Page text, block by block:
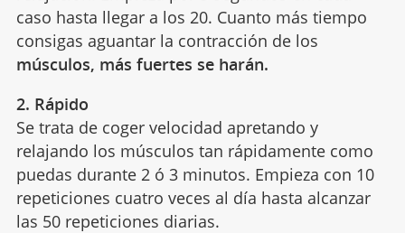
caso hasta llegar a los 20. Cuanto más tiempo
consigas aguantar la contracción de los
músculos, más fuertes se harán.
2. Rápido
Se trata de coger velocidad apretando y
relajando los músculos tan rápidamente como
puedas durante 2 ó 3 minutos. Empieza con 10
repeticiones cuatro veces al día hasta alcanzar
las 50 repeticiones diarias.